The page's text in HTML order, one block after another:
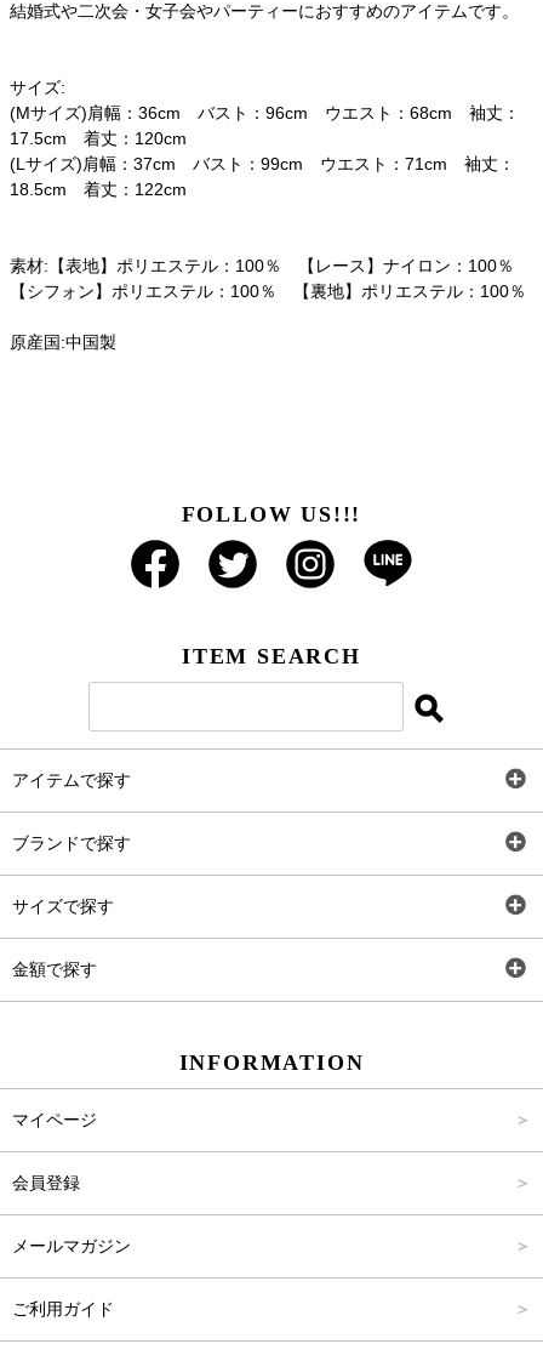
結婚式や二次会・女子会やパーティーにおすすめのアイテムです。
サイズ:
(Mサイズ)肩幅：36cm バスト：96cm ウエスト：68cm 袖丈：
17.5cm 着丈：120cm
(Lサイズ)肩幅：37cm バスト：99cm ウエスト：71cm 袖丈：
18.5cm 着丈：122cm
素材:【表地】ポリエステル：100％ 【レース】ナイロン：100％
【シフォン】ポリエステル：100％ 【裏地】ポリエステル：100％
原産国:中国製
FOLLOW US!!!
ITEM SEARCH
アイテムで探す
ブランドで探す
サイズで探す
金額で探す
INFORMATION
マイページ
会員登録
メールマガジン
ご利用ガイド